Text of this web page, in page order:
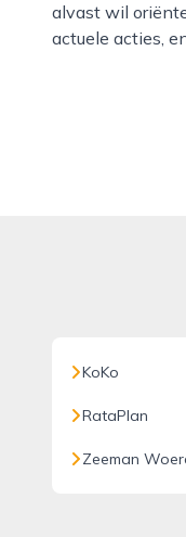
alvast wil
actuele acties,
KoKo
RataPlan
Zeeman